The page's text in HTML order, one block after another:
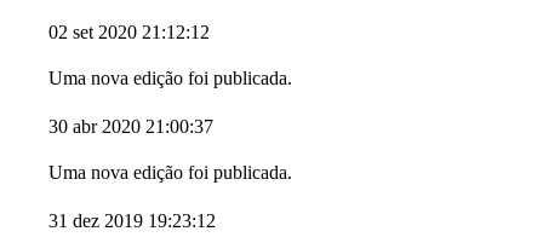
02 set 2020 21:12:12
Uma nova edição foi publicada.
30 abr 2020 21:00:37
Uma nova edição foi publicada.
31 dez 2019 19:23:12